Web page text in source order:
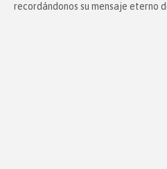
recordándonos su mensaje eterno